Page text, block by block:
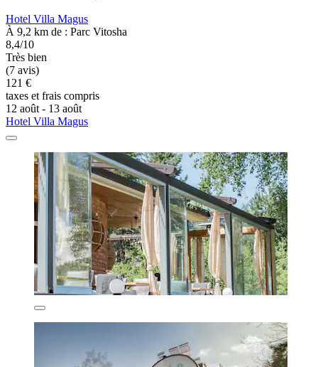
Hotel Villa Magus
À 9,2 km de : Parc Vitosha
8,4/10
Très bien
(7 avis)
121 €
taxes et frais compris
12 août - 13 août
Hotel Villa Magus